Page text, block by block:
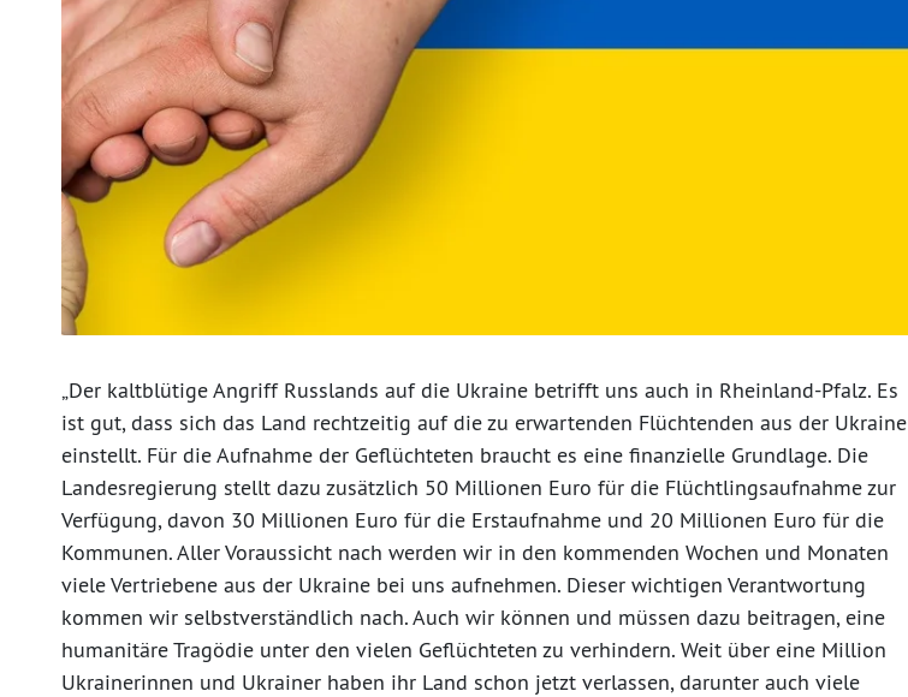
„Der kaltblütige Angriff Russlands auf die Ukraine betrifft uns auch in Rheinland-Pfalz. Es
ist gut, dass sich das Land rechtzeitig auf die zu erwartenden Flüchtenden aus der Ukraine
einstellt. Für die Aufnahme der Geflüchteten braucht es eine finanzielle Grundlage. Die
Landesregierung stellt dazu zusätzlich 50 Millionen Euro für die Flüchtlingsaufnahme zur
Verfügung, davon 30 Millionen Euro für die Erstaufnahme und 20 Millionen Euro für die
Kommunen. Aller Voraussicht nach werden wir in den kommenden Wochen und Monaten
viele Vertriebene aus der Ukraine bei uns aufnehmen. Dieser wichtigen Verantwortung
kommen wir selbstverständlich nach. Auch wir können und müssen dazu beitragen, eine
humanitäre Tragödie unter den vielen Geflüchteten zu verhindern. Weit über eine Million
Ukrainerinnen und Ukrainer haben ihr Land schon jetzt verlassen, darunter auch viele